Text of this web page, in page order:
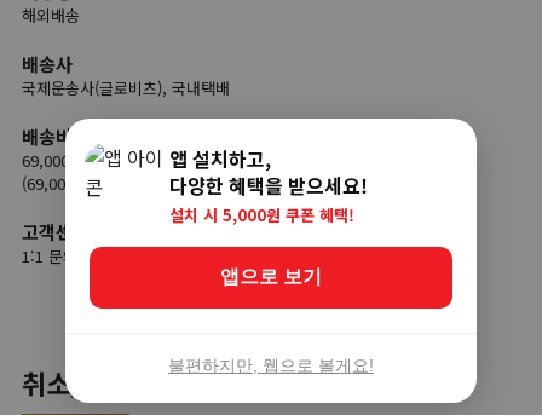
해외배송
배송사
국제운송사(글로비츠), 국내택배
배송비
69,000원 이상 무료배송
(69,000원 미만 결제 시, 9,900원 배송료 부담)
고객센터
1:1 문의 (평일 9시 ~ 18시 / 점심시간 12시 ~ 13시)
취소/반품
앱 설치하고,
다양한 혜택을 받으세요!
설치 시 5,000원 쿠폰 혜택!
앱으로 보기
불편하지만, 웹으로 볼게요!